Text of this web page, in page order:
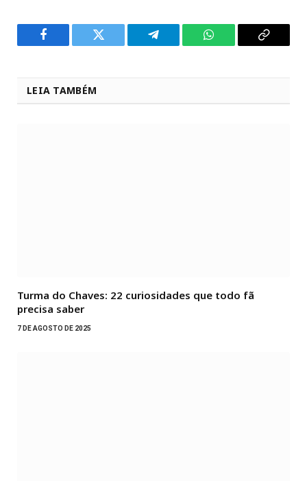
Facebook Twitter Telegram WhatsAppCopy
LEIA TAMBÉM
Turma do Chaves: 22 curiosidades que todo fã
precisa saber
7 DE AGOSTO DE 2025